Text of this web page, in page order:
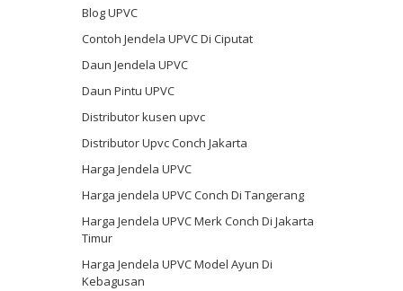
Blog UPVC
Contoh Jendela UPVC Di Ciputat
Daun Jendela UPVC
Daun Pintu UPVC
Distributor kusen upvc
Distributor Upvc Conch Jakarta
Harga Jendela UPVC
Harga jendela UPVC Conch Di Tangerang
Harga Jendela UPVC Merk Conch Di Jakarta
Timur
Harga Jendela UPVC Model Ayun Di
Kebagusan